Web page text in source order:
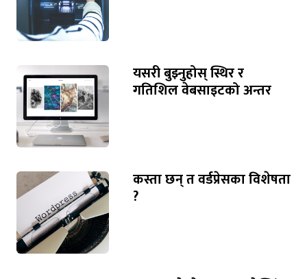
यसरी बुझ्नुहोस् स्थिर र
गतिशिल वेबसाइटको अन्तर
कस्ता छन् त वर्डप्रेसका विशेषता
?